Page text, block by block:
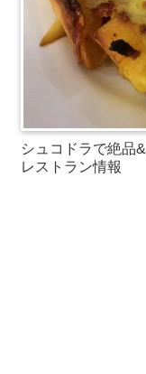
シュコドラで絶品
レストラン情報